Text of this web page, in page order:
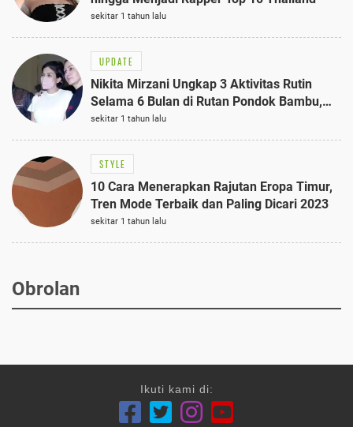
sekitar 1 tahun lalu
UPDATE
Nikita Mirzani Ungkap 3 Aktivitas Rutin
Selama 6 Bulan di Rutan Pondok Bambu,
Terungkap!
sekitar 1 tahun lalu
STYLE
10 Cara Menerapkan Rajutan Eropa Timur,
Tren Mode Terbaik dan Paling Dicari 2023
sekitar 1 tahun lalu
Obrolan
Ikuti kami di: